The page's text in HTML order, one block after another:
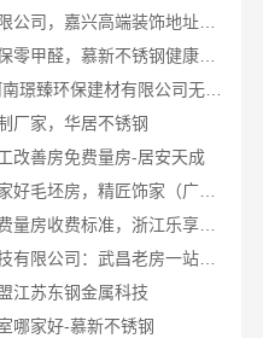
嘉兴锦居装饰材料有限公司，嘉兴高端装饰地址查询
慕新团队定制服务环保零甲醛，慕新不锈钢健康居家首选
偃师房屋装修费用-河南璟臻环保建材有限公司无隐形消费
厂家，华居不锈钢
改善房免费量房-居安天成
广州市区家装设计哪家好毛坯房，精匠饰家（广州）家居建材有限公司全铝定制
省内周边居家改造免费量房收费标准，浙江乐享新材料有限公司
同城快装（湖北）科技有限公司：武昌老房一站式装修北欧风靠谱
江苏东钢金属科技
哪家好-慕新不锈钢